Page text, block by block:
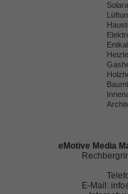
eMotive Media
E-Mail: